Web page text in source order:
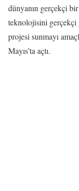
dünyanın gerçekçi
teknolojisini gerçekçi
projesi sunmayı
Mayıs’ta açtı.